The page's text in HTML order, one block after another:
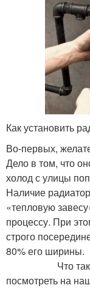
Как установить
Во-первых,
Дело в том, что
холод с улицы
Наличие
«тепловую
процессу. При
строго
80%
Что такоеи
посмотреть на